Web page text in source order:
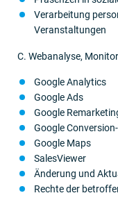
Verarbeitung
Veranstaltungen
C. Webanalyse,
Google Analytics
Google Ads
Google
Google
Google Maps
SalesViewer
Änderung und
Rechte der